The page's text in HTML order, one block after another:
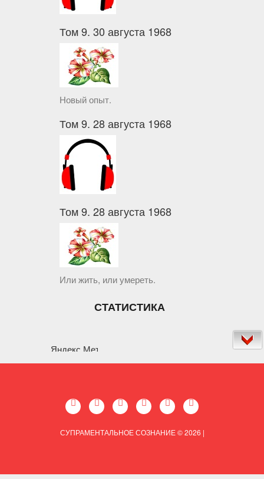
Том 9. 30 августа 1968
Новый опыт.
Том 9. 28 августа 1968
Том 9. 28 августа 1968
Или жить, или умереть.
СТАТИСТИКА
СУПРАМЕНТАЛЬНОЕ СОЗНАНИЕ © 2026 |